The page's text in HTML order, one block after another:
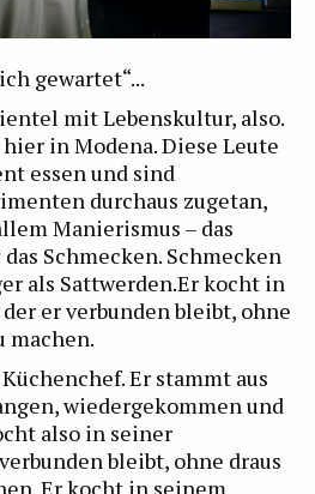
gewartet“...
mit Lebenskultur, also.
in Modena. Diese Leute
essen und sind
durchaus zugetan,
Manierismus – das
Schmecken. Schmecken
als Sattwerden.Er kocht in
er verbunden bleibt, ohne
machen.
Er stammt aus
wiedergekommen und
also in seiner
bleibt, ohne draus
Er kocht in seinem